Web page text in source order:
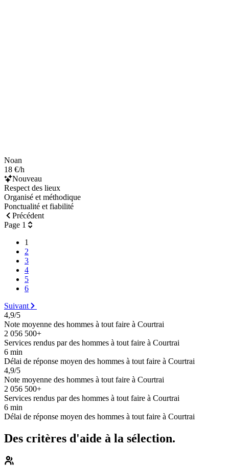
Noan
18 €/h
Nouveau
Respect des lieux
Organisé et méthodique
Ponctualité et fiabilité
Précédent
Page 1
1
2
3
4
5
6
Suivant
4,9/5
Note moyenne des hommes à tout faire à Courtrai
2 056 500+
Services rendus par des hommes à tout faire à Courtrai
6 min
Délai de réponse moyen des hommes à tout faire à Courtrai
4,9/5
Note moyenne des hommes à tout faire à Courtrai
2 056 500+
Services rendus par des hommes à tout faire à Courtrai
6 min
Délai de réponse moyen des hommes à tout faire à Courtrai
Des critères d'aide à la sélection.